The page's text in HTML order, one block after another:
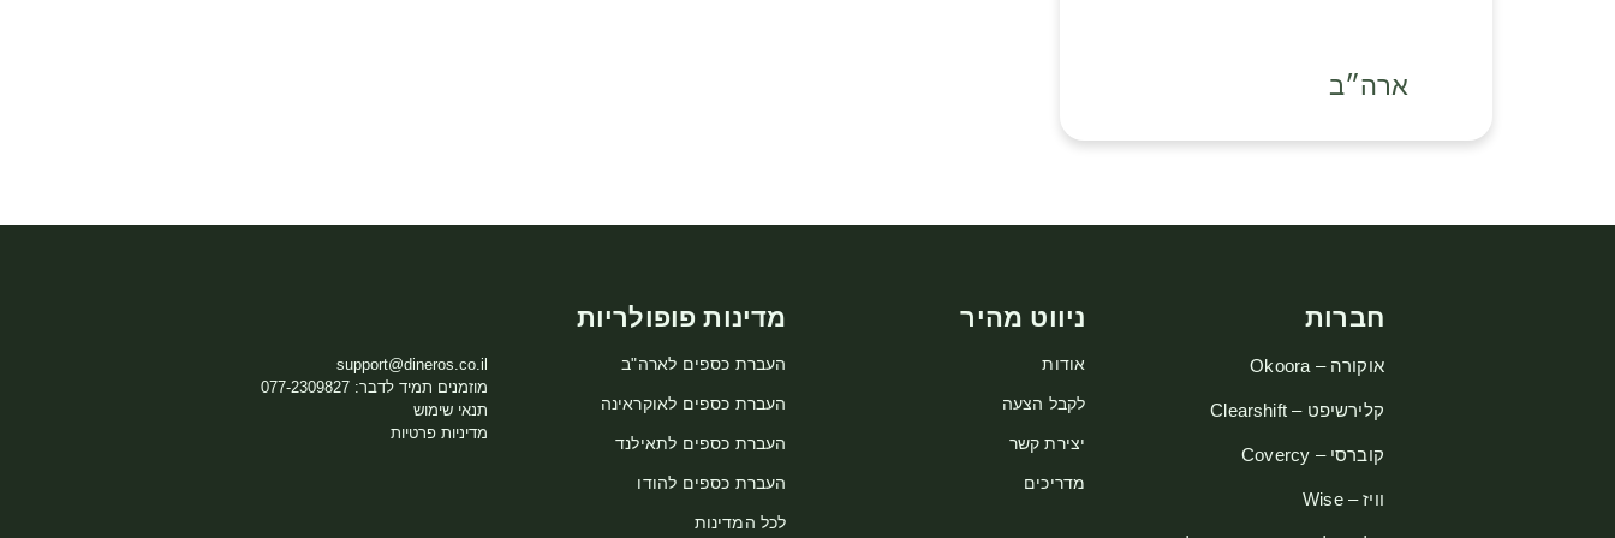
ארה״ב
חברות
אוקורה – Okoora
קלירשיפט – Clearshift
קוברסי – Covercy
וויז – Wise
ניווט מהיר
אודות
לקבל הצעה
יצירת קשר
מדריכים
מדינות פופולריות
העברת כספים לארה"ב
העברת כספים לאוקראינה
העברת כספים לתאילנד
העברת כספים להודו
לכל המדינות
support@dineros.co.il
מוזמנים תמיד לדבר: 077-2309827
תנאי שימוש
מדיניות פרטיות